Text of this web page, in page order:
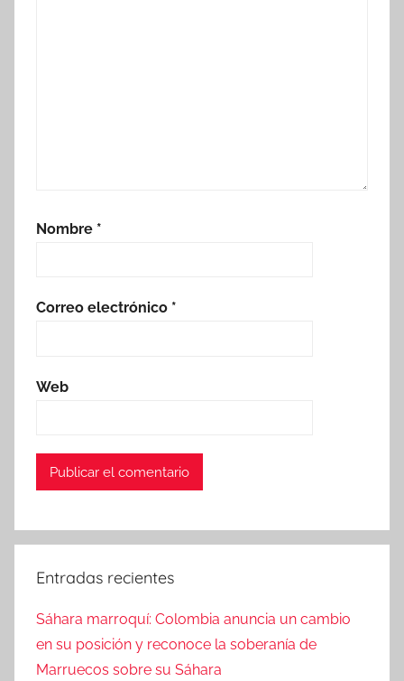
Nombre *
Correo electrónico *
Web
Entradas recientes
Sáhara marroquí: Colombia anuncia un cambio
en su posición y reconoce la soberanía de
Marruecos sobre su Sáhara